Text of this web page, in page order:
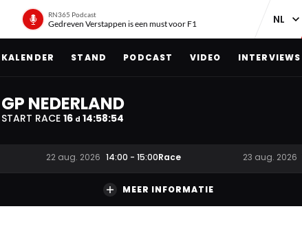
RN365 Podcast
Gedreven Verstappen is een must voor F1
KALENDER STAND PODCAST VIDEO INTERVIEWS
GP NEDERLAND
START RACE 16 d 14:58:53
22 aug. 2026 14:00 - 15:00Race 23 aug. 2026
MEER INFORMATIE